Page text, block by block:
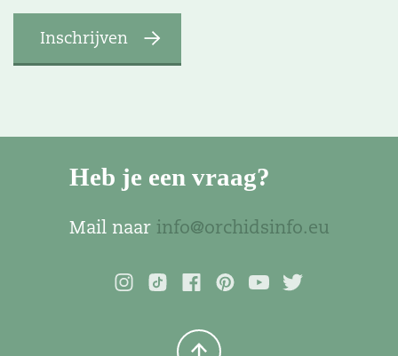
Heb je een vraag?
Mail naar info@orchidsinfo.eu